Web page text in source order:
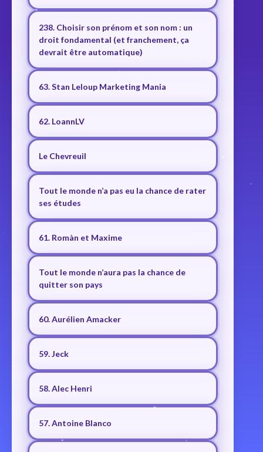
238. Choisir son prénom et son nom : un
droit fondamental (et franchement, ça
devrait être automatique)
63. Stan Leloup Marketing Mania
62. LoannLV
Le Chevreuil
Tout le monde n’a pas eu la chance de rater
ses études
61. Romàn et Maxime
Tout le monde n’aura pas la chance de
quitter son pays
60. Aurélien Amacker
59. Jeck
58. Alec Henri
57. Antoine Blanco